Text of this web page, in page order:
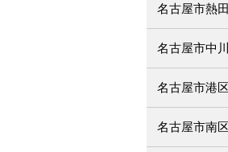
名古屋市熱
名古屋市中
名古屋市港区
名古屋市南区